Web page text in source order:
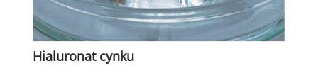
Hialuronat cynku